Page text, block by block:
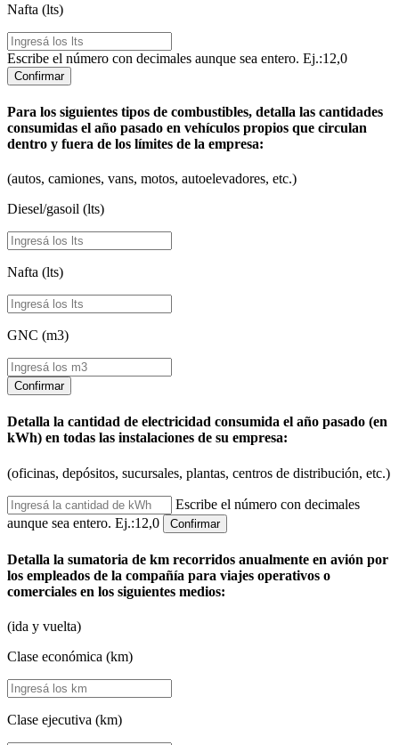
Nafta (lts)
Escribe el número con decimales aunque sea entero. Ej.:12,0
Confirmar
Para los siguientes tipos de combustibles, detalla las cantidades
consumidas el año pasado en vehículos propios que circulan
dentro y fuera de los límites de la empresa:
(autos, camiones, vans, motos, autoelevadores, etc.)
Diesel/gasoil (lts)
Nafta (lts)
GNC (m3)
Confirmar
Detalla la cantidad de electricidad consumida el año pasado (en
kWh) en todas las instalaciones de su empresa:
(oficinas, depósitos, sucursales, plantas, centros de distribución, etc.)
Escribe el número con decimales
aunque sea entero. Ej.:12,0
Confirmar
Detalla la sumatoria de km recorridos anualmente en avión por
los empleados de la compañía para viajes operativos o
comerciales en los siguientes medios:
(ida y vuelta)
Clase económica (km)
Clase ejecutiva (km)